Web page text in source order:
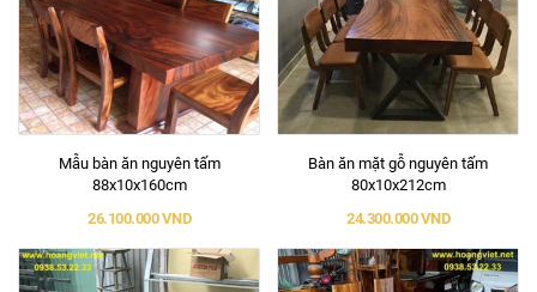
Mẫu bàn ăn nguyên tấm
88x10x160cm
26.100.000 VND
Bàn ăn mặt gỗ nguyên tấm
80x10x212cm
24.300.000 VND